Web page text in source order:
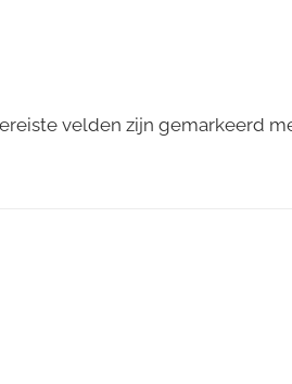
velden zijn gemarkeerd